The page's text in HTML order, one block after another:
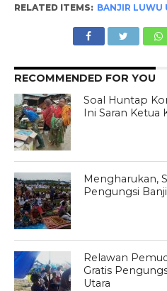
RELATED ITEMS: BANJIR LUWU
RECOMMENDED FOR YOU
Soal Huntap
Ini Saran Ketua
Mengharukan,
Pengungsi
Relawan
Gratis
Utara